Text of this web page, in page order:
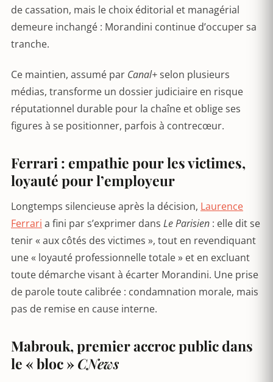
de cassation, mais le choix éditorial et managérial
demeure inchangé : Morandini continue d’occuper sa
tranche.
Ce maintien, assumé par Canal+selon plusieurs
médias, transforme un dossier judiciaire en risque
réputationnel durable pour la chaîne et oblige ses
figures à se positionner, parfois à contrecœur.
Ferrari : empathie pour les victimes,
loyauté pour l’employeur
Longtemps silencieuse après la décision, Laurence
Ferrari a fini par s’exprimer dans Le Parisien : elle dit se
tenir « aux côtés des victimes », tout en revendiquant
une « loyauté professionnelle totale » et en excluant
toute démarche visant à écarter Morandini. Une prise
de parole toute calibrée : condamnation morale, mais
pas de remise en cause interne.
Mabrouk, premier accroc public dans
le « bloc »CNews